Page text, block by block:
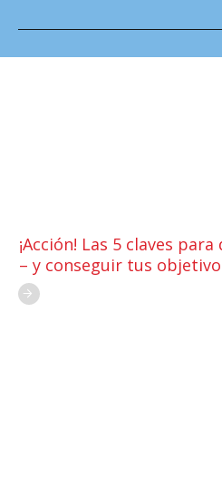
¡Acción! Las 5 claves
– y conseguir tus